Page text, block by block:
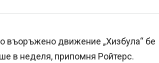
въоръжено движение „Хизбула“ бе
в неделя, припомня Ройтерс.